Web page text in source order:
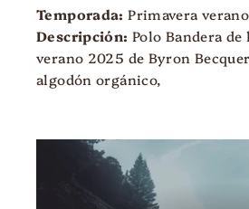
Temporada:Primavera
Descripción: Polo Bandera
verano 2025 de Byron
algodón orgánico,